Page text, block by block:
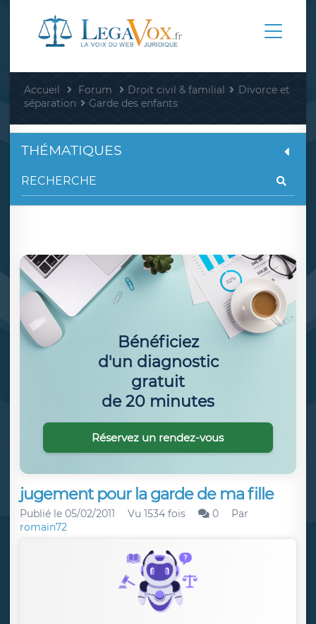
Accueil Forum Droit civil & familial
Divorce et
séparation
Garde des enfants
jugement pour la garde de ma fille
Publié le 05/02/2011 Vu 1534 fois 0
Par
romain72
THÉMATIQUES
Bénéficiez
d'un diagnostic
gratuit
de 20 minutes
Réservez un rendez-vous